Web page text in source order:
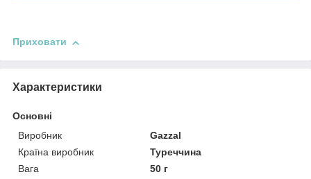
Приховати
Характеристики
Основні
Виробник
Gazzal
Країна виробник
Туреччина
Вага
50 г